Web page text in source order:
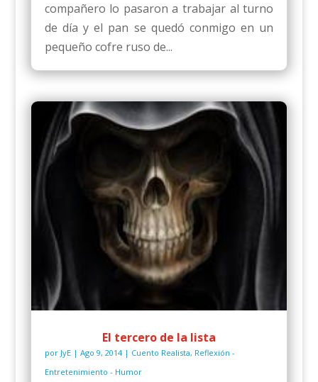
compañero lo pasaron a trabajar al turno
de día y el pan se quedó conmigo en un
pequeño cofre ruso de...
El tercero de la lista
por JyE| Ago 9, 2014| Cuento Realista, Reflexión -
Entretenimiento - Humor